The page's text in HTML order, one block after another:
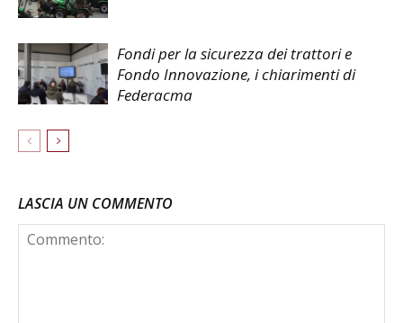
Fondi per la sicurezza dei trattori e
Fondo Innovazione, i chiarimenti di
Federacma
LASCIA UN COMMENTO